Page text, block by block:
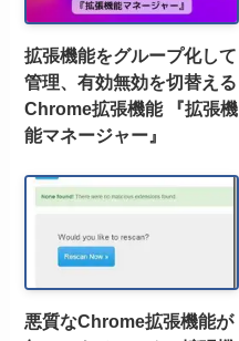
拡張機能をグループ化して
管理、有効無効を切替える
Chrome拡張機能 『拡張機
能マネージャー』
悪質なChrome拡張機能が